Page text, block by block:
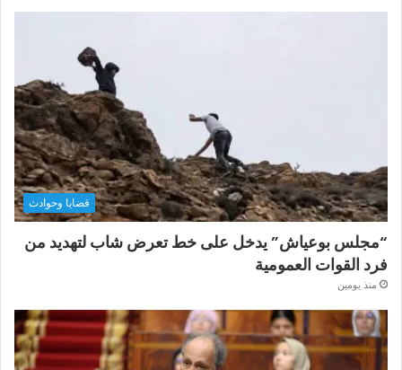
قضايا وحوادث
“مجلس بوعياش” يدخل على خط تعرض شاب لتهديد من
فرد القوات العمومية
منذ يومين